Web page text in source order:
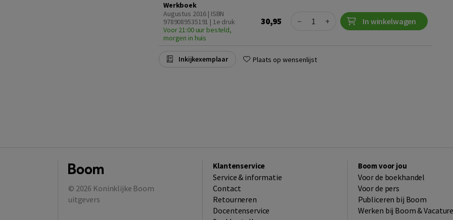
Werkboek
Augustus 2016 | ISBN
9789089535191 | 1e druk
Voor 21:00 uur besteld,
morgen in huis
30,95 Quantity
− + In winkelwagen
Inkijkexemplaar Plaats op wensenlijst
© 2026 Koninklijke Boom
uitgevers
Klantenservice
Service & informatie
Contact
Retourneren
Docentenservice
Boom voor jou
Voor de boekhandel
Voor de pers
Publiceren bij Boom
Werken bij Boom &